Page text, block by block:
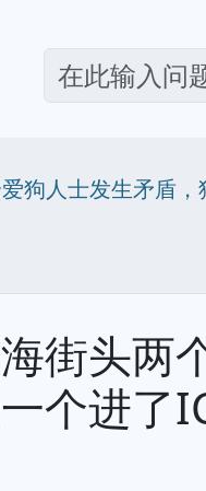
狗人士发生矛盾
街头两
个进了